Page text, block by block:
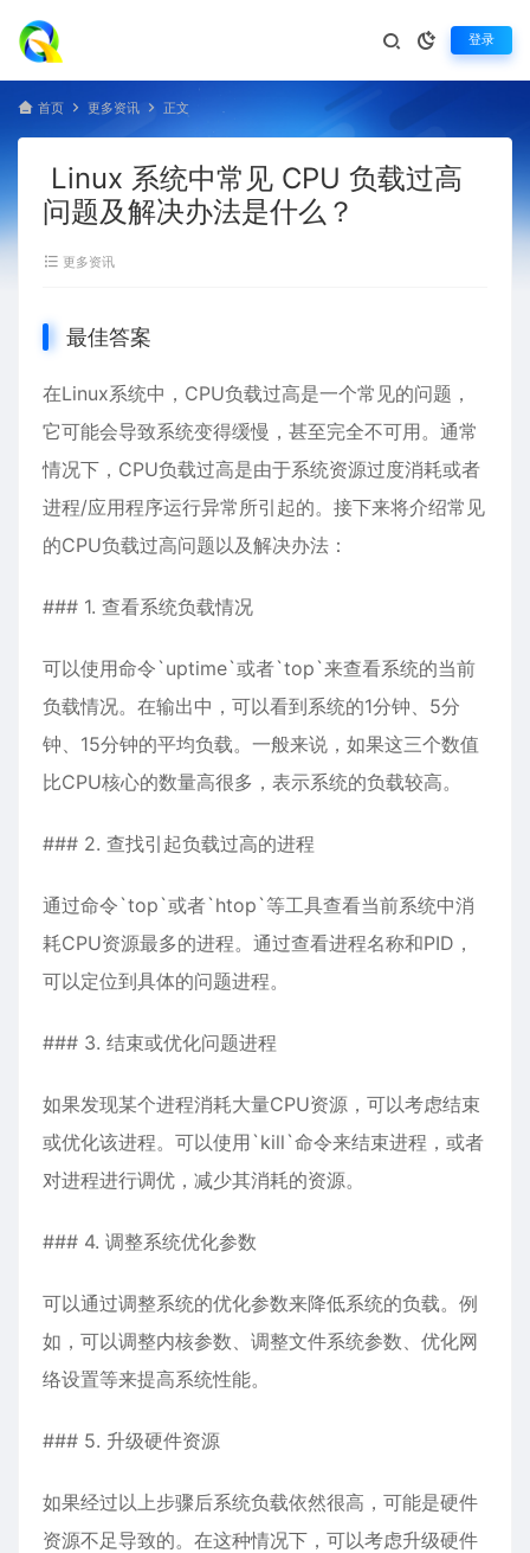
登录
首页 更多资讯 正文
Linux 系统中常见 CPU 负载过高
问题及解决办法是什么？
更多资讯
最佳答案
在Linux系统中，CPU负载过高是一个常见的问题，
它可能会导致系统变得缓慢，甚至完全不可用。通常
情况下，CPU负载过高是由于系统资源过度消耗或者
进程/应用程序运行异常所引起的。接下来将介绍常见
的CPU负载过高问题以及解决办法：
### 1. 查看系统负载情况
可以使用命令`uptime`或者`top`来查看系统的当前
负载情况。在输出中，可以看到系统的1分钟、5分
钟、15分钟的平均负载。一般来说，如果这三个数值
比CPU核心的数量高很多，表示系统的负载较高。
### 2. 查找引起负载过高的进程
通过命令`top`或者`htop`等工具查看当前系统中消
耗CPU资源最多的进程。通过查看进程名称和PID，
可以定位到具体的问题进程。
### 3. 结束或优化问题进程
如果发现某个进程消耗大量CPU资源，可以考虑结束
或优化该进程。可以使用`kill`命令来结束进程，或者
对进程进行调优，减少其消耗的资源。
### 4. 调整系统优化参数
可以通过调整系统的优化参数来降低系统的负载。例
如，可以调整内核参数、调整文件系统参数、优化网
络设置等来提高系统性能。
### 5. 升级硬件资源
如果经过以上步骤后系统负载依然很高，可能是硬件
资源不足导致的。在这种情况下，可以考虑升级硬件